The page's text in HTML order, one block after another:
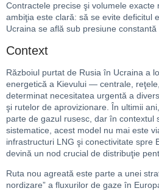
Contractele precise şi volumele
ambiţia este clară: să se evite deficitul
Ucraina se află sub presiune
Context
Războiul purtat de Rusia în Ucraina a
energetică a Kievului — centrale,
determinat necesitatea urgentă a
şi rutelor de aprovizionare. În ultimii
parte de gazul rusesc, dar în contextul
sistematice, acest model nu mai este
infrastructuri LNG şi conectivitate spre
devină un nod crucial de distribuţie
Ruta nou agreată este parte a unei
nordizare” a fluxurilor de gaze în